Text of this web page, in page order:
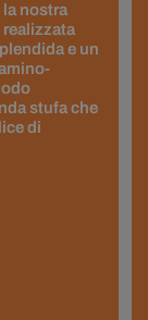
nostra
realizzata
e un
stufa che
di